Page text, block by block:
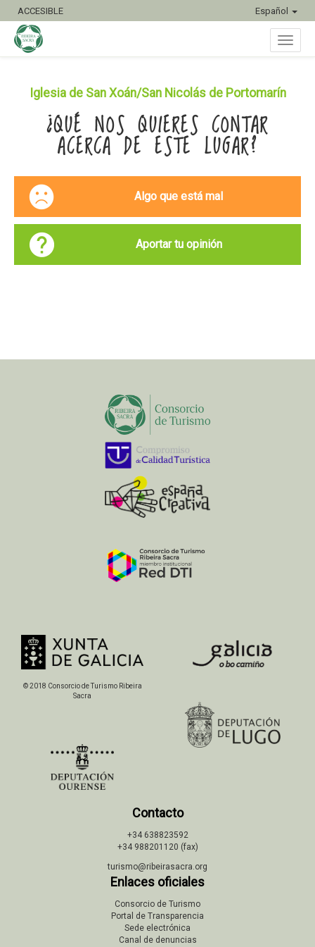
ACCESIBLE Español
Iglesia de San Xoán/San Nicolás de Portomarín
¿QUÉ NOS QUIERES CONTAR
ACERCA DE ESTE LUGAR?
Algo que está mal
Aportar tu opinión
© 2018 Consorcio de Turismo Ribeira
Sacra
Contacto
+34 638823592
+34 988201120 (fax)
turismo@ribeirasacra.org
Enlaces oficiales
Consorcio de Turismo
Portal de Transparencia
Sede electrónica
Canal de denuncias